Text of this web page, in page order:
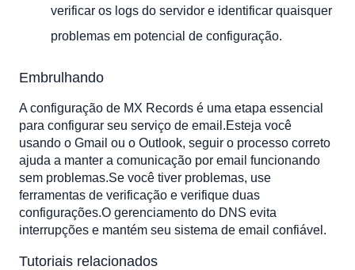
verificar os logs do servidor e identificar quaisquer
problemas em potencial de configuração.
Embrulhando
A configuração de MX Records é uma etapa essencial
para configurar seu serviço de email.Esteja você
usando o Gmail ou o Outlook, seguir o processo correto
ajuda a manter a comunicação por email funcionando
sem problemas.Se você tiver problemas, use
ferramentas de verificação e verifique duas
configurações.O gerenciamento do DNS evita
interrupções e mantém seu sistema de email confiável.
Tutoriais relacionados